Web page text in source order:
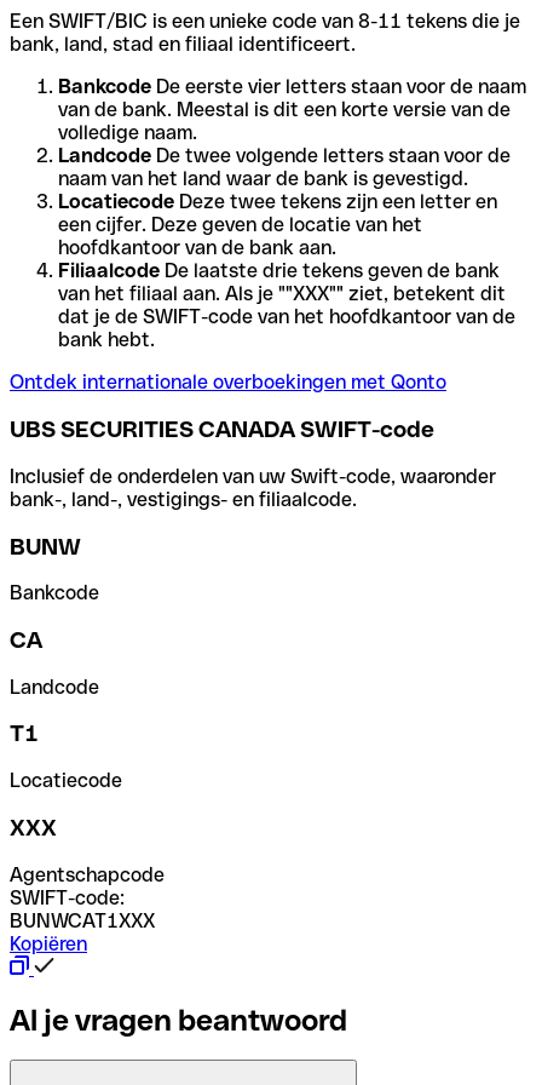
Een SWIFT/BIC is een unieke code van 8-11 tekens die je
bank, land, stad en filiaal identificeert.
Bankcode De eerste vier letters staan voor de naam
van de bank. Meestal is dit een korte versie van de
volledige naam.
Landcode De twee volgende letters staan voor de
naam van het land waar de bank is gevestigd.
Locatiecode Deze twee tekens zijn een letter en
een cijfer. Deze geven de locatie van het
hoofdkantoor van de bank aan.
Filiaalcode De laatste drie tekens geven de bank
van het filiaal aan. Als je ""XXX"" ziet, betekent dit
dat je de SWIFT-code van het hoofdkantoor van de
bank hebt.
Ontdek internationale overboekingen met Qonto
UBS SECURITIES CANADA SWIFT-code
Inclusief de onderdelen van uw Swift-code, waaronder
bank-, land-, vestigings- en filiaalcode.
BUNW
Bankcode
CA
Landcode
T1
Locatiecode
XXX
Agentschapcode
SWIFT-code:
BUNWCAT1XXX
Kopiëren
Al je vragen beantwoord